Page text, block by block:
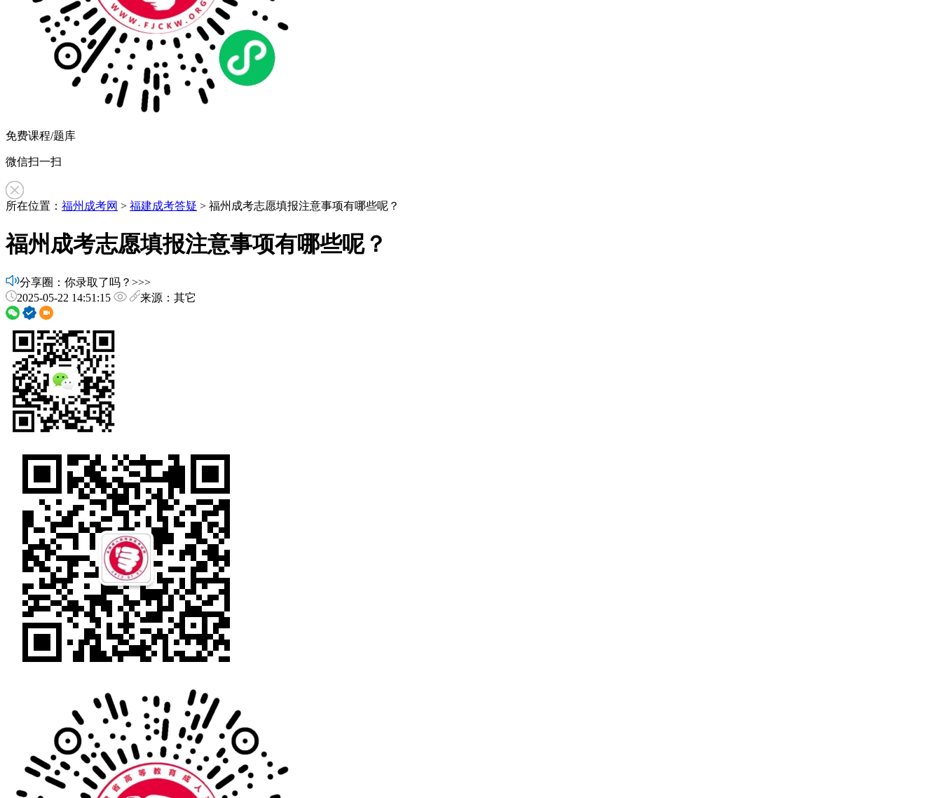
免费课程/题库
微信扫一扫
所在位置： 福州成考网 > 福建成考答疑 > 福州成考志愿填报注意事项有哪些呢？
福州成考志愿填报注意事项有哪些呢？
分享圈：你录取了吗？>>>
2025-05-22 14:51:15
来源：其它